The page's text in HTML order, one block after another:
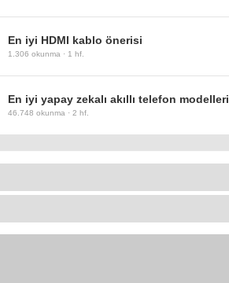
En iyi HDMI kablo önerisi
1.306 okunma · 1 hf.
En iyi yapay zekalı akıllı telefon modelleri
46.748 okunma · 2 hf.